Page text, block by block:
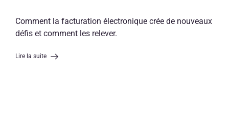
Comment la facturation électronique crée de nouveaux
défis et comment les relever.
Lire la suite